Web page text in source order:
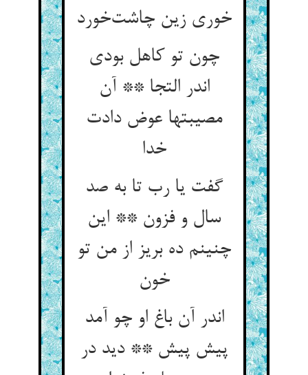
خوری زین چاشت‌خورد
چون تو کاهل بودی
اندر التجا ** آن
مصیبتها عوض دادت
خدا
گفت یا رب تا به صد
سال و فزون ** این
چنینم ده بریز از من تو
خون
اندر آن باغ او چو آمد
پیش پیش ** دید در